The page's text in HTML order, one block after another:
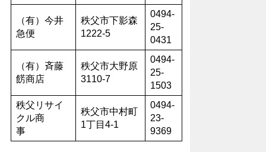
（有）今井
急便
秩父市下影森
1222-5
0494-
25-
0431
（有）斉藤
餝商店
秩父市大野原
3110-7
0494-
25-
1503
秩父リサイ
クル商
事
秩父市中村町
1丁目4-1
0494-
23-
9369